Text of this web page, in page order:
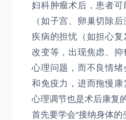
妇科肿瘤术后，患者
（如子宫、卵巢切除
疾病的担忧（如担心
改变等，出现焦虑、
心理问题，而不良情
和免疫力，进而拖慢康
心理调节也是术后康复
首先要学会“接纳身体的